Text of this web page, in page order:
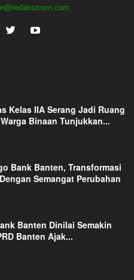
Kelas IIA Serang Jadi Ruang
Binaan Tunjukkan...
Bank Banten, Transformasi
Semangat Perubahan
Banten Dinilai Semakin
Banten Ajak...